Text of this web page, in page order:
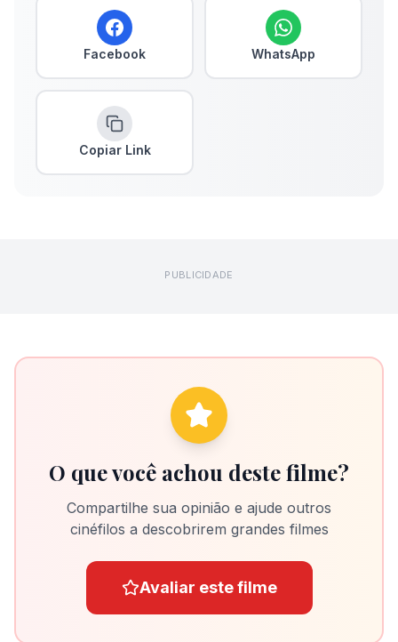
Facebook WhatsApp
Copiar Link
PUBLICIDADE
O que você achou deste filme?
Compartilhe sua opinião e ajude outros
cinéfilos a descobrirem grandes filmes
Avaliar este filme